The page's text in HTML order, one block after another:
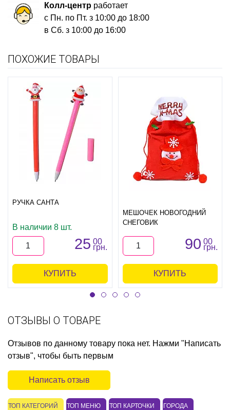
Колл-центр работает
с Пн. по Пт. з 10:00 до 18:00
в Сб. з 10:00 до 16:00
ПОХОЖИЕ ТОВАРЫ
РУЧКА САНТА
В наличии 8 шт.
25 00
грн.
КУПИТЬ
МЕШОЧЕК НОВОГОДНИЙ
СНЕГОВИК
90 00
грн.
КУПИТЬ
ОТЗЫВЫ О ТОВАРЕ
Отзывов по данному товару пока нет. Нажми "Написать
отзыв", чтобы быть первым
Написать отзыв
ТОП КАТЕГОРИЙ ТОП МЕНЮ ТОП КАРТОЧКИ ГОРОДА